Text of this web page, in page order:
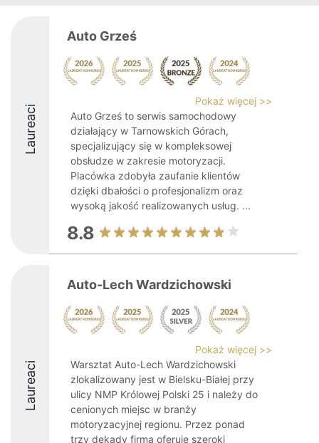
Laureaci
Auto Grześ
Pokaż więcej >>
Auto Grześ to serwis samochodowy
działający w Tarnowskich Górach,
specjalizujący się w kompleksowej
obsłudze w zakresie motoryzacji.
Placówka zdobyła zaufanie klientów
dzięki dbałości o profesjonalizm oraz
wysoką jakość realizowanych usług. ...
8.8
Laureaci
Auto-Lech Wardzichowski
Pokaż więcej >>
Warsztat Auto-Lech Wardzichowski
zlokalizowany jest w Bielsku-Białej przy
ulicy NMP Królowej Polski 25 i należy do
cenionych miejsc w branży
motoryzacyjnej regionu. Przez ponad
trzy dekady firma oferuje szeroki